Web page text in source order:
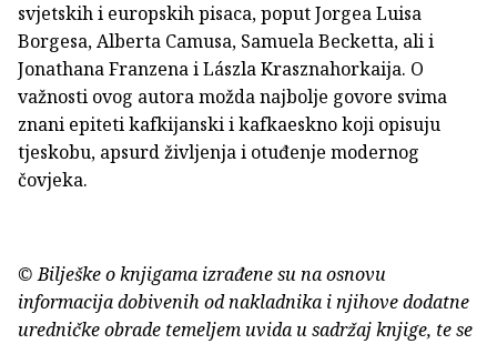
svjetskih i europskih pisaca, poput Jorgea Luisa
Borgesa, Alberta Camusa, Samuela Becketta, ali i
Jonathana Franzena i Lászla Krasznahorkaija. O
važnosti ovog autora možda najbolje govore svima
znani epiteti kafkijanski i kafkaeskno koji opisuju
tjeskobu, apsurd življenja i otuđenje modernog
čovjeka.
© Bilješke o knjigama izrađene su na osnovu
informacija dobivenih od nakladnika i njihove dodatne
uredničke obrade temeljem uvida u sadržaj knjige, te se